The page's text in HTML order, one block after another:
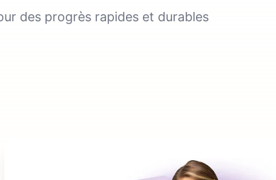
des progrès rapides et durables